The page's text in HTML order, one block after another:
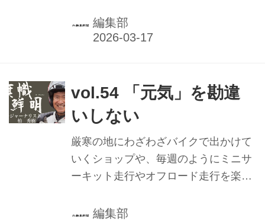
般原付）乗車中を合わせた二輪車乗車
中死者数が４７６人（前年比１１人＝
めで分かった。一方で交通事故死者数
全体に占める割合（構成率）は１８・
７％（前年比０・４ポイント増）と２
年ぶりに増加している。自二乗車中死
者数は２年連続の前年比減となった一
方、一般原付乗車中死者数は２年ぶり
編集部
vol.54 「元気」を勘違
いしない
厳寒の地にわざわざバイクで出かけて
いくショップや、毎週のようにミニサ
ーキット走行やオフロード走行を楽し
ト、月に1回の小規模なツーリングを
編集部